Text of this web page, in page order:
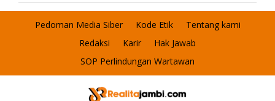
Pedoman Media Siber Kode Etik
Tentang kami
Redaksi
Karir
Hak Jawab
SOP Perlindungan Wartawan